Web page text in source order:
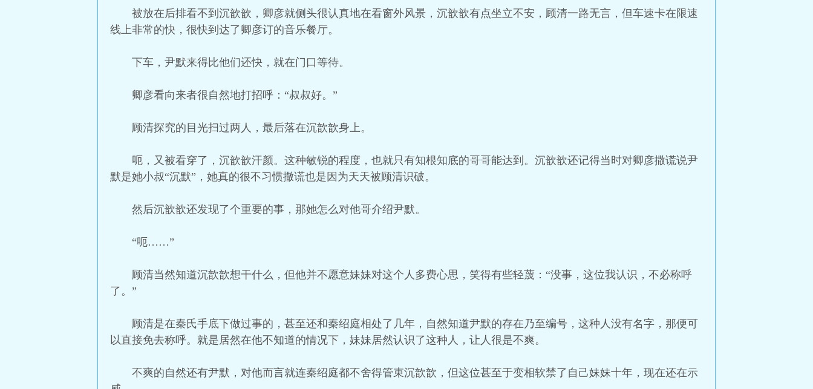
被放在后排看不到沉歆歆，卿彦就侧头很认真地在看窗外风景，沉歆歆有点坐立不安，顾清一路无言，但车速卡在限速
线上非常的快，很快到达了卿彦订的音乐餐厅。
下车，尹默来得比他们还快，就在门口等待。
卿彦看向来者很自然地打招呼：“叔叔好。”
顾清探究的目光扫过两人，最后落在沉歆歆身上。
呃，又被看穿了，沉歆歆汗颜。这种敏锐的程度，也就只有知根知底的哥哥能达到。沉歆歆还记得当时对卿彦撒谎说尹
默是她小叔“沉默”，她真的很不习惯撒谎也是因为天天被顾清识破。
然后沉歆歆还发现了个重要的事，那她怎么对他哥介绍尹默。
“呃……”
顾清当然知道沉歆歆想干什么，但他并不愿意妹妹对这个人多费心思，笑得有些轻蔑：“没事，这位我认识，不必称呼
了。”
顾清是在秦氏手底下做过事的，甚至还和秦绍庭相处了几年，自然知道尹默的存在乃至编号，这种人没有名字，那便可
以直接免去称呼。就是居然在他不知道的情况下，妹妹居然认识了这种人，让人很是不爽。
不爽的自然还有尹默，对他而言就连秦绍庭都不舍得管束沉歆歆，但这位甚至于变相软禁了自己妹妹十年，现在还在示